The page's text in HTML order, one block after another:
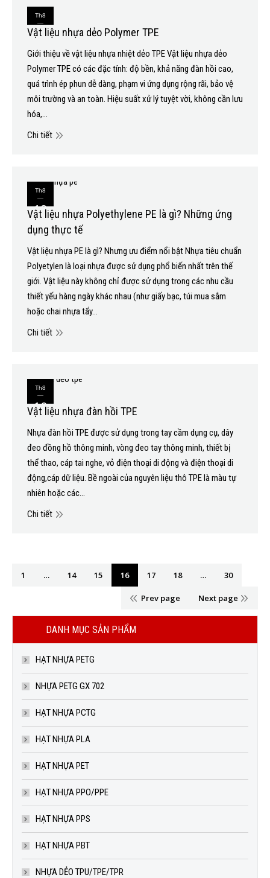
Th8
21
2020
Vật liệu nhựa dẻo Polymer TPE
Giới thiệu về vật liệu nhựa nhiệt dẻo TPE Vật liệu nhựa dẻo
Polymer TPE có các đặc tính: độ bền, khả năng đàn hồi cao,
quá trình ép phun dễ dàng, phạm vi ứng dụng rộng rãi, bảo vệ
môi trường và an toàn. Hiệu suất xử lý tuyệt vời, không cần lưu
hóa,…
Chi tiết
Th8
18
2020
Vật liệu nhựa Polyethylene PE là gì? Những ứng
dụng thực tế
Vật liệu nhựa PE là gì? Nhưng ưu điểm nổi bật Nhựa tiêu chuẩn
Polyetylen là loại nhựa được sử dụng phổ biến nhất trên thế
giới. Vật liệu này không chỉ được sử dụng trong các nhu cầu
thiết yếu hàng ngày khác nhau (như giấy bạc, túi mua sắm
hoặc chai nhựa tẩy…
Chi tiết
Th8
16
Vật liệu nhựa đàn hồi TPE
Nhựa đàn hồi TPE được sử dụng trong tay cầm dụng cụ, dây
đeo đồng hồ thông minh, vòng đeo tay thông minh, thiết bị
thể thao, cáp tai nghe, vỏ điện thoại di động và điện thoại di
động,cáp dữ liệu. Bề ngoài của nguyên liệu thô TPE là màu tự
nhiên hoặc các…
Chi tiết
1 … 14 15 16 17 18 … 30
Prev page Next page
DANH MỤC SẢN PHẨM
HẠT NHỰA PETG
NHỰA PETG GX 702
HẠT NHỰA PCTG
HẠT NHỰA PLA
HẠT NHỰA PET
HẠT NHỰA PPO/PPE
HẠT NHỰA PPS
HẠT NHỰA PBT
NHỰA DẺO TPU/TPE/TPR